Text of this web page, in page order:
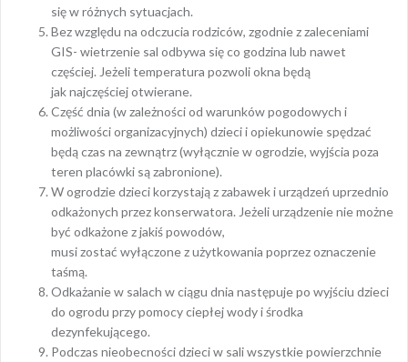
się w różnych sytuacjach.
Bez względu na odczucia rodziców, zgodnie z zaleceniami
GIS- wietrzenie sal odbywa się co godzina lub nawet
częściej. Jeżeli temperatura pozwoli okna będą
jak najczęściej otwierane.
Część dnia (w zależności od warunków pogodowych i
możliwości organizacyjnych) dzieci i opiekunowie spędzać
będą czas na zewnątrz (wyłącznie w ogrodzie, wyjścia poza
teren placówki są zabronione).
W ogrodzie dzieci korzystają z zabawek i urządzeń uprzednio
odkażonych przez konserwatora. Jeżeli urządzenie nie możne
być odkażone z jakiś powodów,
musi zostać wyłączone z użytkowania poprzez oznaczenie
taśmą.
Odkażanie w salach w ciągu dnia następuje po wyjściu dzieci
do ogrodu przy pomocy ciepłej wody i środka
dezynfekującego.
Podczas nieobecności dzieci w sali wszystkie powierzchnie